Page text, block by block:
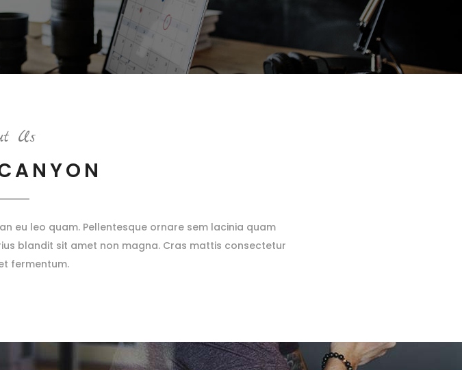
Us
eu leo quam. Pellentesque ornare sem lacinia quam
blandit sit amet non magna. Cras mattis consectetur
fermentum.